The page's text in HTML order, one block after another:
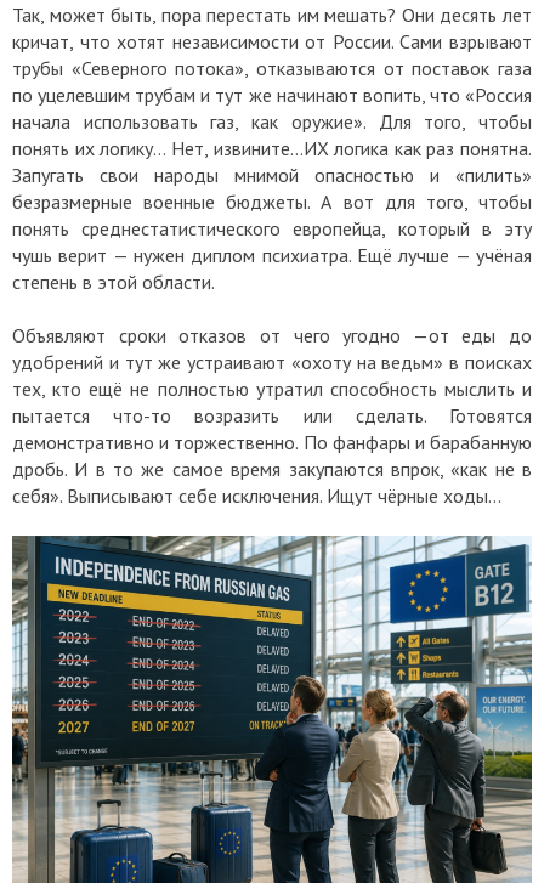
Так, может быть, пора перестать им мешать? Они десять лет
кричат, что хотят независимости от России. Сами взрывают
трубы «Северного потока», отказываются от поставок газа
по уцелевшим трубам и тут же начинают вопить, что «Россия
начала использовать газ, как оружие». Для того, чтобы
понять их логику… Нет, извините…ИХ логика как раз понятна.
Запугать свои народы мнимой опасностью и «пилить»
безразмерные военные бюджеты. А вот для того, чтобы
понять среднестатистического европейца, который в эту
чушь верит — нужен диплом психиатра. Ещё лучше — учёная
степень в этой области.
Объявляют сроки отказов от чего угодно —от еды до
удобрений и тут же устраивают «охоту на ведьм» в поисках
тех, кто ещё не полностью утратил способность мыслить и
пытается что-то возразить или сделать. Готовятся
демонстративно и торжественно. По фанфары и барабанную
дробь. И в то же самое время закупаются впрок, «как не в
себя». Выписывают себе исключения. Ищут чёрные ходы...